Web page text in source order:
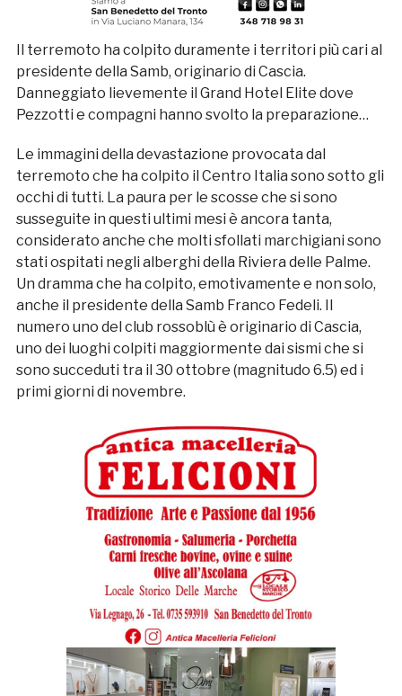
Il terremoto ha colpito duramente i territori più cari al
presidente della Samb, originario di Cascia.
Danneggiato lievemente il Grand Hotel Elite dove
Pezzotti e compagni hanno svolto la preparazione…
Le immagini della devastazione provocata dal
terremoto che ha colpito il Centro Italia sono sotto gli
occhi di tutti. La paura per le scosse che si sono
susseguite in questi ultimi mesi è ancora tanta,
considerato anche che molti sfollati marchigiani sono
stati ospitati negli alberghi della Riviera delle Palme.
Un dramma che ha colpito, emotivamente e non solo,
anche il presidente della Samb Franco Fedeli. Il
numero uno del club rossoblù è originario di Cascia,
uno dei luoghi colpiti maggiormente dai sismi che si
sono succeduti tra il 30 ottobre (magnitudo 6.5) ed i
primi giorni di novembre.